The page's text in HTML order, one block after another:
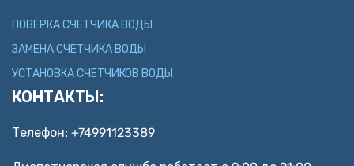
ПОВЕРКА СЧЕТЧИКА ВОДЫ
ЗАМЕНА СЧЕТЧИКА ВОДЫ
УСТАНОВКА СЧЕТЧИКОВ ВОДЫ
КОНТАКТЫ:
Телефон: +74991123389